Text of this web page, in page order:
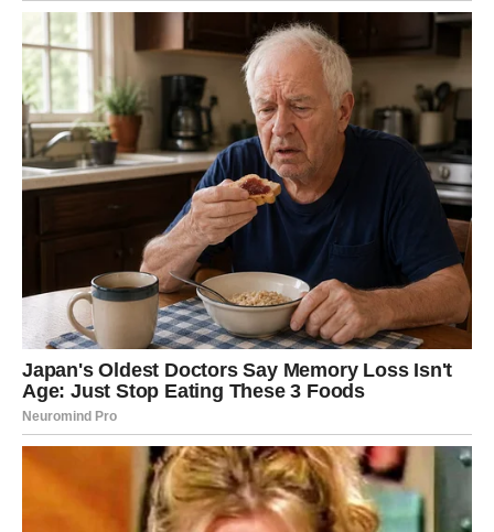
Šta se menja kod Device?
Počinje period u kome:
posao postaje lakši, a rezultati vidljiviji,
finansije se stabilizuju,
dolazi osoba koja donosi mir ili podršku,
rešavate problem koji vas je dugo mučio,
vraća vam se vitalnost i energija.
Najvažnije od svega:
prestajete da se borite protiv vetrenjača.
Sudbina prestaje da vas testira.
Umesto toga — počinje da vam otvara vrata jedno po